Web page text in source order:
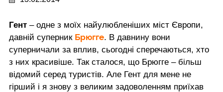
Гент – одне з моїх найулюбленіших міст Європи,
давній суперник Брюгге. В давнину вони
суперничали за вплив, сьогодні сперечаються, хто
з них красивіше. Так сталося, що Брюгге – більш
відомий серед туристів. Але Гент для мене не
гірший і я знову з великим задоволенням приїхав